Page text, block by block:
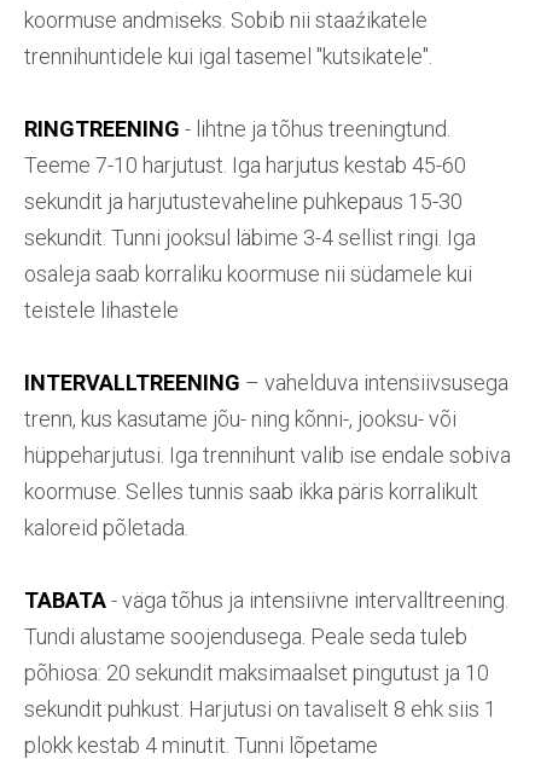
koormuse andmiseks. Sobib nii staaźikatele
trennihuntidele kui igal tasemel "kutsikatele".
RINGTREENING - lihtne ja tõhus treeningtund.
Teeme 7-10 harjutust. Iga harjutus kestab 45-60
sekundit ja harjutustevaheline puhkepaus 15-30
sekundit. Tunni jooksul läbime 3-4 sellist ringi. Iga
osaleja saab korraliku koormuse nii südamele kui
teistele lihastele
INTERVALLTREENING – vahelduva intensiivsusega
trenn, kus kasutame jõu- ning kõnni-, jooksu- või
hüppeharjutusi. Iga trennihunt valib ise endale sobiva
koormuse. Selles tunnis saab ikka päris korralikult
kaloreid põletada.
TABATA- väga tõhus ja intensiivne intervalltreening.
Tundi alustame soojendusega. Peale seda tuleb
põhiosa: 20 sekundit maksimaalset pingutust ja 10
sekundit puhkust. Harjutusi on tavaliselt 8 ehk siis 1
plokk kestab 4 minutit. Tunni lõpetame